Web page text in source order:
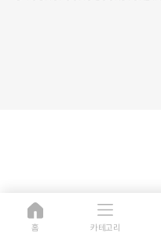
홈 카테고리